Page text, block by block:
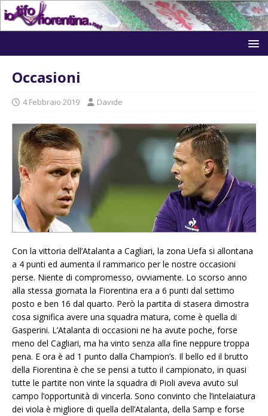
Occasioni
4 Febbraio 2019 Davide
Con la vittoria dell’Atalanta a Cagliari, la zona Uefa si allontana
a 4 punti ed aumenta il rammarico per le nostre occasioni
perse. Niente di compromesso, ovviamente. Lo scorso anno
alla stessa giornata la Fiorentina era a 6 punti dal settimo
posto e ben 16 dal quarto. Però la partita di stasera dimostra
cosa significa avere una squadra matura, come è quella di
Gasperini. L’Atalanta di occasioni ne ha avute poche, forse
meno del Cagliari, ma ha vinto senza alla fine neppure troppa
pena. E ora è ad 1 punto dalla Champion’s. Il bello ed il brutto
della Fiorentina è che se pensi a tutto il campionato, in quasi
tutte le partite non vinte la squadra di Pioli aveva avuto sul
campo l’opportunità di vincerla. Sono convinto che l’intelaiatura
dei viola è migliore di quella dell’Atalanta, della Samp e forse